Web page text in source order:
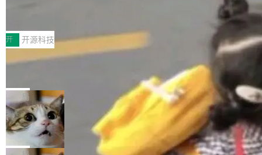
常维护操作，并完整支持 Iceberg V3 格式。
村国家自主创新示范区会议中心开幕。本届大会
由中关村智联软件服务业质量创新联盟主办，以
“智构可信·质创未来——AI原生时代的质量新范
式”为主题，直面AI从实验室走向规模化产业落地
的核心质量命题。会上，《2026智能研发生产力
工具选型手册》发布，Testin云测的Testin XAge
nt智能测试系统入选AI测试领域代表产品。对CI
O而言，这提示了一个转变：AI测试正在从效率
工具升级为企业的质量基础设施。 CIO面对的新
开 开源科技
让非法状态不可表示：一篇关于 ADT
有一种东西，一旦用过就回不去了。Alex Fedos
eev 管它叫"软件设计的基石"。 他说的东西不新
鲜——代数数据类型（ADT），尤其是和类型
（sum type）。但他说清楚了一件事：这不是类
型系统的学术体操，是日常编码的思维方式。 文
章从一个简单的例子切入。一个网站的深色主题
局
Cloudflare 开源内部企业 AI 平台 Clou
dflare OS
Cloudflare 发布了一个开源项目 Cloudflare O
S。如果你只看官方博客，你会觉得这是又一